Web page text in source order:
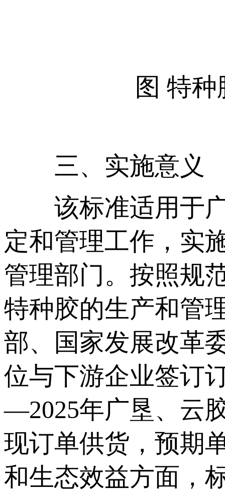
图 特
三、实施意义
该标准适用于广
定和管理工作，实
管理部门。按照规
特种胶的生产和管
部、国家发展改革
位与下游企业签订
—2025年广垦、云
现订单供货，预期
和生态效益方面，